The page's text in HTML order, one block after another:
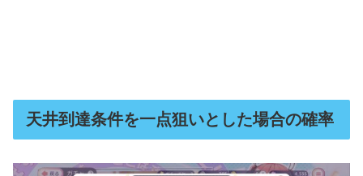
天井到達条件を一点狙いとした場合の確率